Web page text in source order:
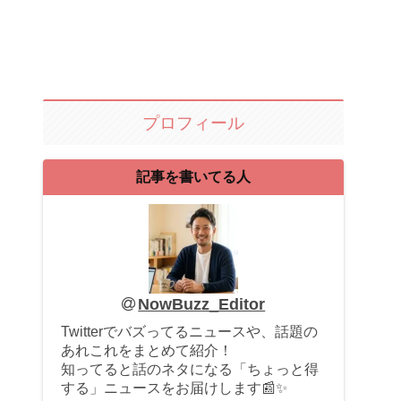
プロフィール
記事を書いてる人
NowBuzz_Editor
Twitterでバズってるニュースや、話題の
あれこれをまとめて紹介！
知ってると話のネタになる「ちょっと得
する」ニュースをお届けします📰✨